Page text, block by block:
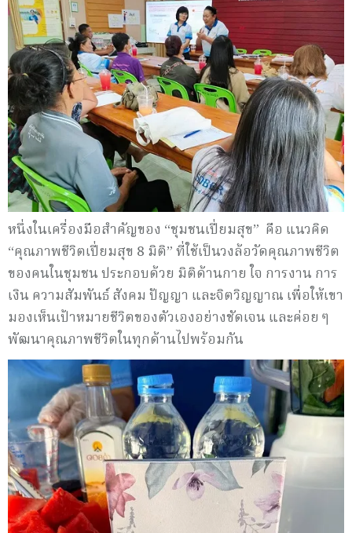
หนึ่งในเครื่องมือสำคัญของ “ชุมชนเปี่ยมสุข” คือ แนวคิด
“คุณภาพชีวิตเปี่ยมสุข 8 มิติ” ที่ใช้เป็นวงล้อวัดคุณภาพชีวิต
ของคนในชุมชน ประกอบด้วย มิติด้านกาย ใจ การงาน การ
เงิน ความสัมพันธ์ สังคม ปัญญา และจิตวิญญาณ เพื่อให้เขา
มองเห็นเป้าหมายชีวิตของตัวเองอย่างชัดเจน และค่อย ๆ
พัฒนาคุณภาพชีวิตในทุกด้านไปพร้อมกัน